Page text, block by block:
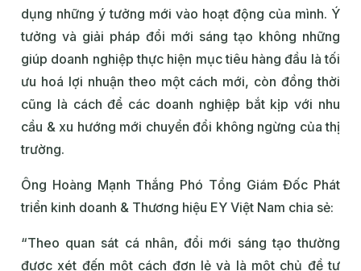
dụng những ý tưởng mới vào hoạt động của mình. Ý
tưởng và giải pháp đổi mới sáng tạo không những
giúp doanh nghiệp thực hiện mục tiêu hàng đầu là tối
ưu hoá lợi nhuận theo một cách mới, còn đồng thời
cũng là cách để các doanh nghiệp bắt kịp với nhu
cầu & xu hướng mới chuyển đổi không ngừng của thị
trường.
Ông Hoàng Mạnh Thắng Phó Tổng Giám Đốc Phát
triển kinh doanh & Thương hiệu EY Việt Nam chia sẻ:
“Theo quan sát cá nhân, đổi mới sáng tạo thường
được xét đến một cách đơn lẻ và là một chủ đề tự